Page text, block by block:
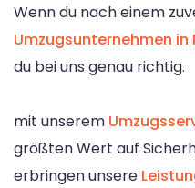
Wenn du nach einem
Umzugsunternehmen in
du bei uns genau richtig.
mit unserem
größten Wert auf
erbringen unsere